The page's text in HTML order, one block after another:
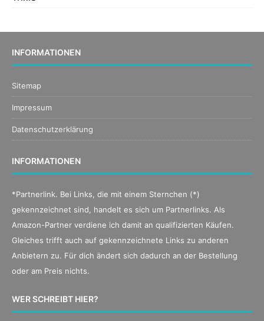
INFORMATIONEN
Sitemap
Impressum
Datenschutzerklärung
INFORMATIONEN
*Partnerlink. Bei Links, die mit einem Sternchen (*)
gekennzeichnet sind, handelt es sich um Partnerlinks. Als
Amazon-Partner verdiene ich damit an qualifizierten Käufen.
Gleiches trifft auch auf gekennzeichnete Links zu anderen
Anbietern zu. Für dich ändert sich dadurch an der Bestellung
oder am Preis nichts.
WER SCHREIBT HIER?